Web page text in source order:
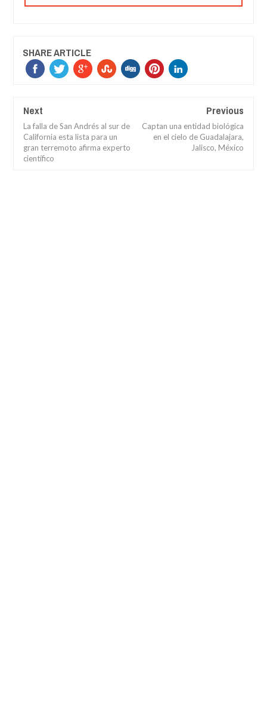
SHARE ARTICLE
Next
La falla de San Andrés al sur de
California esta lista para un
gran terremoto afirma experto
científico
Previous
Captan una entidad biológica
en el cielo de Guadalajara,
Jalisco, México